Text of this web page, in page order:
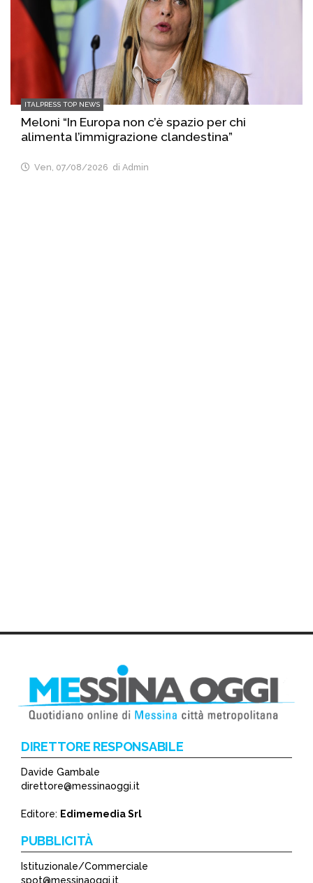
ITALPRESS TOP NEWS
Meloni “In Europa non c’è spazio per chi
alimenta l’immigrazione clandestina”
Ven, 07/08/2026 di Admin
DIRETTORE RESPONSABILE
Davide Gambale
direttore@messinaoggi.it
Editore: Edimemedia Srl
PUBBLICITÀ
Istituzionale/Commerciale
spot@messinaoggi.it